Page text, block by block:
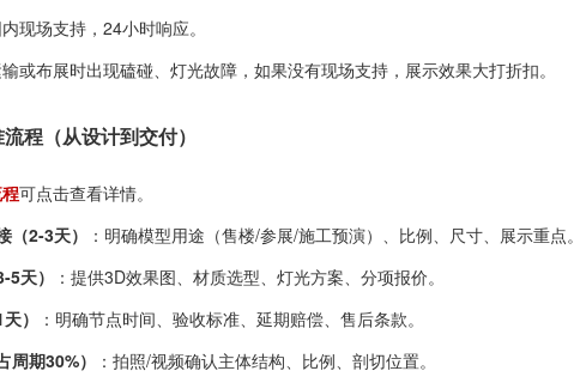
现场支持，24小时响应。
输或布展时出现磕碰、灯光故障，如果没有现场支持，展示效果大打折扣。
程（从设计到交付）
可点击查看详情。
（2-3天）
：明确模型用途（售楼/参展/施工预演）、比例、尺寸、展示重点。
天）
：提供3D效果图、材质选型、灯光方案、分项报价。
）
：明确节点时间、验收标准、延期赔偿、售后条款。
周期30%）
：拍照/视频确认主体结构、比例、剖切位置。